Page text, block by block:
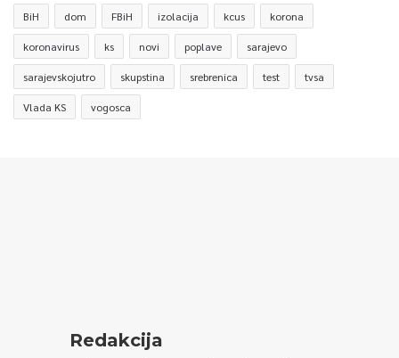
BiH dom FBiH izolacija kcus korona
koronavirus ks novi poplave sarajevo
sarajevskojutro skupstina srebrenica test tvsa
Vlada KS vogosca
Redakcija